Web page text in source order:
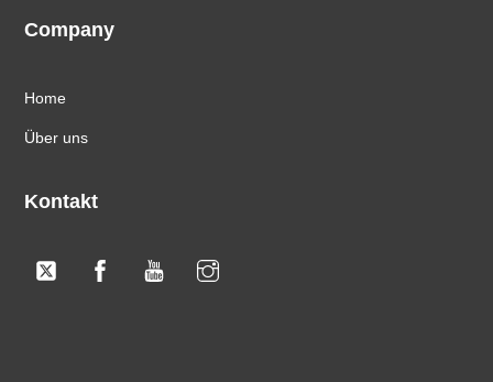
Company
Home
Über uns
Kontakt
Twitter FacebookYouTube